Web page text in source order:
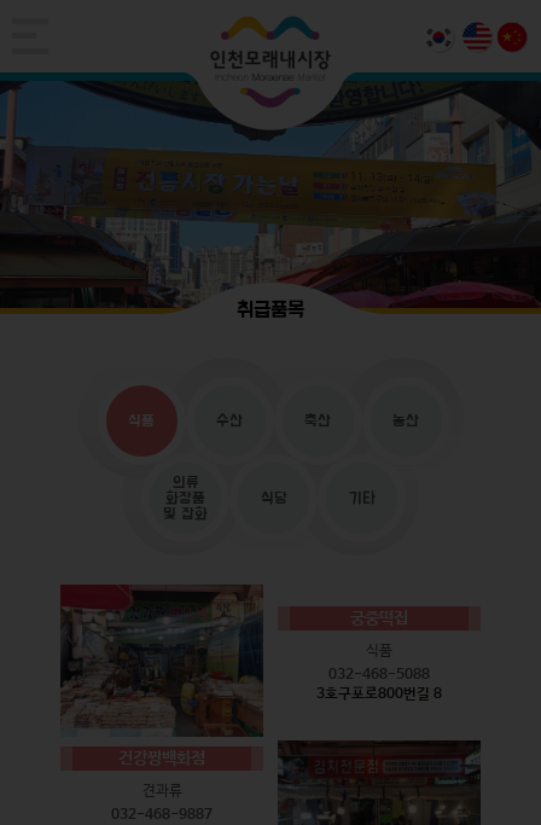
취급품목
식품 수산 축산 농산
의류
화장품
및 잡화
식당 기타
건강짱백화점
견과류
032-468-9887
궁중떡집
식품
032-468-5088
3호구포로800번길 8